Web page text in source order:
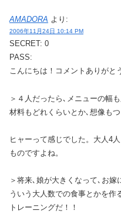
AMADORA より:
2006年11月24日 10:14 PM
SECRET: 0
PASS:
こんにちは！コメントありがと
＞４人だったら､メニューの幅
材料もどれくらいとか､想像もつ
ヒャーって感じでした。大人4
ものですよね。
＞将来､娘が大きくなって､お嫁
ういう大人数での食事とかを作
トレーニングだ！！